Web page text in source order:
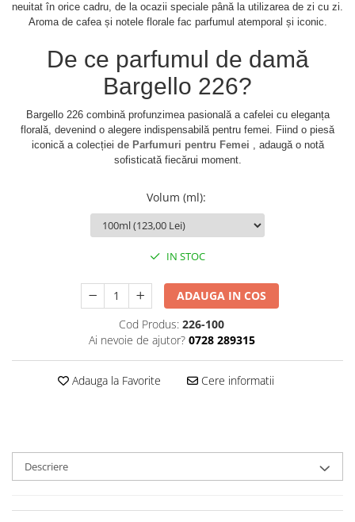
neuitat în orice cadru, de la ocazii speciale până la utilizarea de zi cu zi.
Aroma de cafea și notele florale fac parfumul atemporal și iconic.
De ce parfumul de damă
Bargello 226?
Bargello 226 combină profunzimea pasională a cafelei cu eleganța
florală, devenind o alegere indispensabilă pentru femei. Fiind o piesă
iconică a colecției de Parfumuri pentru Femei , adaugă o notă
sofisticată fiecărui moment.
Volum (ml):
IN STOC
ADAUGA IN COS
Cod Produs: 226-100
Ai nevoie de ajutor? 0728 289315
Adauga la Favorite Cere informatii
Descriere